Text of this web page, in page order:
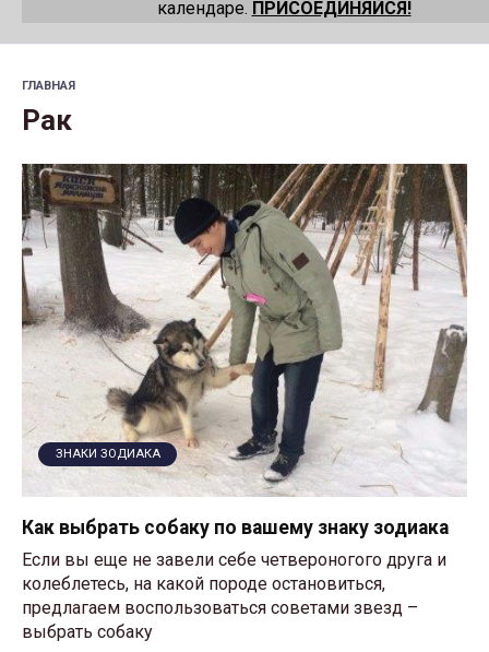
календаре. ПРИСОЕДИНЯЙСЯ!
ГЛАВНАЯ
Рак
ЗНАКИ ЗОДИАКА
Как выбрать собаку по вашему знаку зодиака
Если вы еще не завели себе четвероногого друга и
колеблетесь, на какой породе остановиться,
предлагаем воспользоваться советами звезд –
выбрать собаку